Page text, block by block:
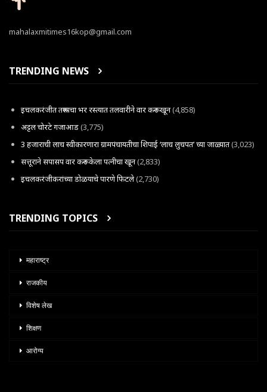
mahalaxmitimes16kop@gmail.com
TRENDING NEWS
इचलकरंजीत तरूणाचा भर रस्त्यात तलवारीने वार करून खून(4,858)
अट्टल चोरटे गजाआड(3,775)
3 हजाराची लाच स्वीकारणारा ग्रामपंचायतीचा शिपाई ‘लाच लुचपत’ च्या जाळ्यात(3,023)
सत्तूराने सपासप वार करून केला पत्नीचा खून(2,833)
इचलकरंजीकरांच्या डोळयाचे पारणे फिटले(2,730)
TRENDING TOPICS
महाराष्ट्र
राजकीय
विशेष लेख
शिक्षण
आरोग्य